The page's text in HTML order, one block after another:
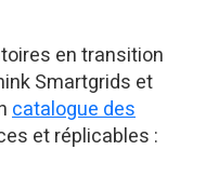
en transition
Smartgrids et
catalogue des
et réplicables :